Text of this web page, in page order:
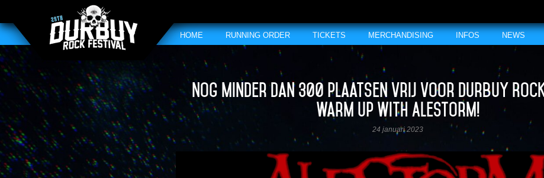
HOME RUNNING ORDER TICKETS MERCHANDISING INFOS NEWS
Nog minder dan 300 plaatsen vrij voor Durbuy
Warm Up with Alestorm!
24 januari 2023